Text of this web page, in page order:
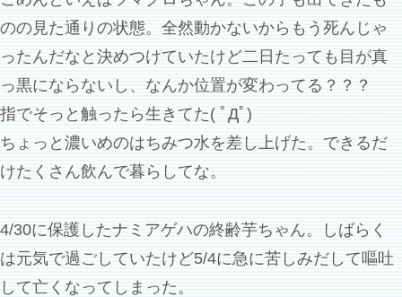
のの見た通りの状態。全然動かないからもう死んじゃ
ったんだなと決めつけていたけど二日たっても目が真
っ黒にならないし、なんか位置が変わってる？？？
指でそっと触ったら生きてた( ﾟДﾟ)
ちょっと濃いめのはちみつ水を差し上げた。できるだ
けたくさん飲んで暮らしてな。
4/30に保護したナミアゲハの終齢芋ちゃん。しばらく
は元気で過ごしていたけど5/4に急に苦しみだして嘔吐
して亡くなってしまった。